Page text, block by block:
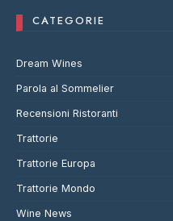
CATEGORIE
Dream Wines
Parola al Sommelier
Recensioni Ristoranti
Trattorie
Trattorie Europa
Trattorie Mondo
Wine News